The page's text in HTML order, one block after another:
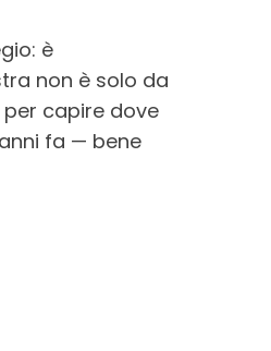
è
non è solo da
capire dove
fa — bene